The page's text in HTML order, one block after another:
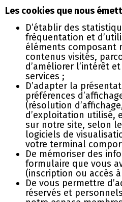
Les cookies que nous
D’établir des
fréquentation et
éléments composant
contenus visités,
d’améliorer l’intérêt
services ;
D’adapter la
préférences
(résolution
d’exploitation utilisé,
sur notre site, selon
logiciels de
votre terminal
De mémoriser des
formulaire que vous
(inscription ou accès
De vous permettre
réservés et